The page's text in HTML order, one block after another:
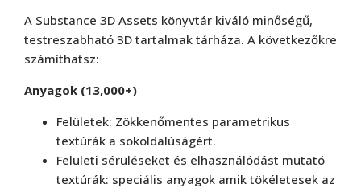
A Substance 3D Assets könyvtár kiváló minőségű,
testreszabható 3D tartalmak tárháza. A következőkre
számíthatsz:
Anyagok (13,000+)
Felületek: Zökkenőmentes parametrikus
textúrák a sokoldalúságért.
Felületi sérüléseket és elhasználódást mutató
textúrák: speciális anyagok amik tökéletesek az